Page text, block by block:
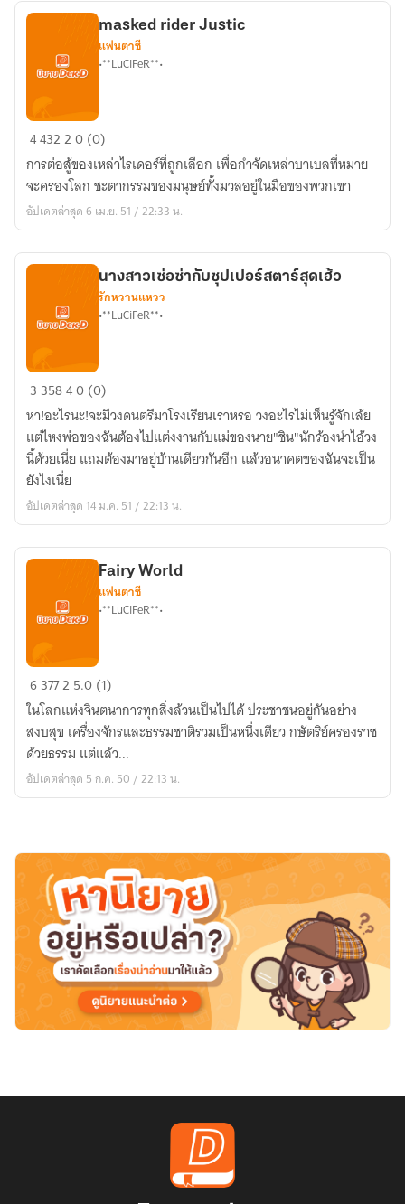
ทิส
masked
rider
Justic
masked rider Justic
แฟนตาซี
•**LuCiFeR**•
443220 (0)
การต่อสู้ของเหล่าไรเดอร์ที่ถูกเลือก เพื่อกำจัดเหล่าบาเบลที่หมาย
จะครองโลก ชะตากรรมของมนุษย์ทั้งมวลอยู่ในมือของพวกเขา
อัปเดตล่าสุด 6 เม.ย. 51 / 22:33 น.
นางสาว
ซ่า
กับ
ซุป
เปอร์
ส
สุด
นางสาวเซ่อซ่ากับซุปเปอร์สตาร์สุดเฮ้ว
รักหวานแหวว
•**LuCiFeR**•
3 35840 (0)
หา!อะไรนะ!จะมีวงดนตรีมาโรงเรียนเราหรอ วงอะไรไม่เห็นรู้จักเล้ย
แต่ไหงพ่อของฉันต้องไปแต่งงานกับแม่ของนาย"ชิน"นักร้องนำไอ้วง
นี้ด้วยเนี่ย แถมต้องมาอยู่บ้านเดียวกันอีก แล้วอนาคตของฉันจะเป็น
ยังไงเนี่ย
อัปเดตล่าสุด 14 ม.ค. 51 / 22:13 น.
Fairy
World
Fairy World
แฟนตาซี
•**LuCiFeR**•
63772 5.0 (1)
ในโลกแห่งจินตนาการทุกสิ่งล้วนเป็นไปได้ ประชาชนอยู่กันอย่าง
สงบสุข เครื่องจักรและธรรมชาติรวมเป็นหนึ่งเดียว กษัตริย์ครองราช
ด้วยธรรม แต่แล้ว...
อัปเดตล่าสุด 5 ก.ค. 50 / 22:13 น.